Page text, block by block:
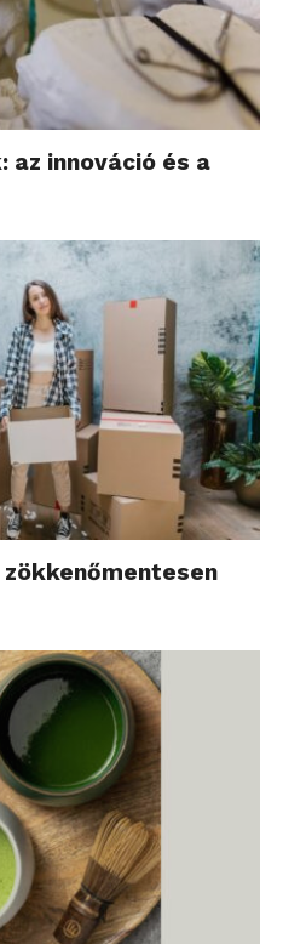
az innováció és a